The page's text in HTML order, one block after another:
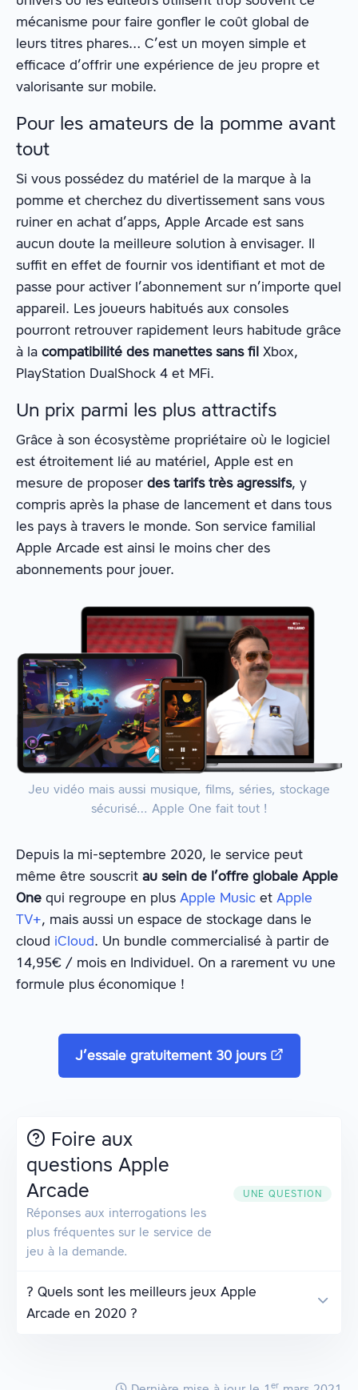
mécanisme pour faire gonfler le coût global de
leurs titres phares… C’est un moyen simple et
efficace d’offrir une expérience de jeu propre et
valorisante sur mobile.
Pour les amateurs de la pomme avant
tout
Si vous possédez du matériel de la marque à la
pomme et cherchez du divertissement sans vous
ruiner en achat d’apps, Apple Arcade est sans
aucun doute la meilleure solution à envisager. Il
suffit en effet de fournir vos identifiant et mot de
passe pour activer l’abonnement sur n’importe quel
appareil. Les joueurs habitués aux consoles
pourront retrouver rapidement leurs habitude grâce
à la compatibilité des manettes sans fil Xbox,
PlayStation DualShock 4 et MFi.
Un prix parmi les plus attractifs
Grâce à son écosystème propriétaire où le logiciel
est étroitement lié au matériel, Apple est en
mesure de proposer des tarifs très agressifs, y
compris après la phase de lancement et dans tous
les pays à travers le monde. Son service familial
Apple Arcade est ainsi le moins cher des
abonnements pour jouer.
Jeu vidéo mais aussi musique, films, séries, stockage
sécurisé… Apple One fait tout !
Depuis la mi-septembre 2020, le service peut
même être souscrit au sein de l’offre globale Apple
One qui regroupe en plus Apple Music et Apple
TV+, mais aussi un espace de stockage dans le
cloud iCloud. Un bundle commercialisé à partir de
14,95€ / mois en Individuel. On a rarement vu une
formule plus économique !
J’essaie gratuitement 30 jours
Foire aux
questions Apple
Arcade
Réponses aux interrogations les
plus fréquentes sur le service de
jeu à la demande.
UNE QUESTION
? Quels sont les meilleurs jeux Apple
Arcade en 2020 ?
er